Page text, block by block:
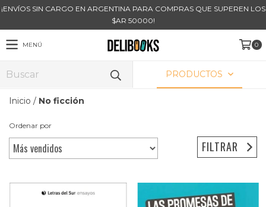
¡ENVÍOS SIN CARGO EN ARGENTINA PARA COMPRAS QUE SUPEREN LOS
$AR 50000!
MENÚ 0
PRODUCTOS
Inicio / No ficción
Ordenar por
FILTRAR